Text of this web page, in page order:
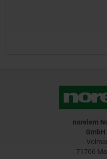
norelem
GmbH
71706